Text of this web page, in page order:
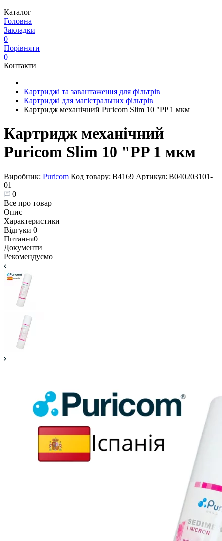
Каталог
Головна
Закладки
0
Порівняти
0
Контакти
Картриджі та завантаження для фільтрів
Картриджі для магістральних фільтрів
Картридж механічний Puricom Slim 10 "PP 1 мкм
Картридж механічний
Puricom Slim 10 "PP 1 мкм
Виробник: Puricom Код товару: В4169 Артикул: B040203101-
01
0
Все про товар
Опис
Характеристики
Відгуки 0
Питання0
Документи
Рекомендуємо